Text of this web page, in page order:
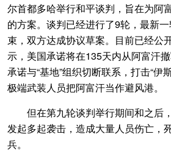
尔首都多哈举行和平谈判，旨在为阿
的方案。谈判已经进行了9轮，最新
束，双方达成协议草案。目前已经公
示，美国承诺将在135天内从阿富汗
承诺与“基地”组织切断联系，打击“伊
极端武装人员把阿富汗当作避风港。
但在第九轮谈判举行期间和之后
发起多起袭击，造成大量人员伤亡，
兵。